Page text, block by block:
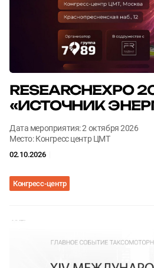
RESEARCHEXPO
«ИСТОЧНИК
Дата мероприятия: 2 октября 2026
Место: Конгресс центр ЦМТ
02.10.2026
Конгресс-центр
Согласен сполитикой
ОТПРАВИТЬ
Согласен сполитикой
ОТПРАВИТЬ